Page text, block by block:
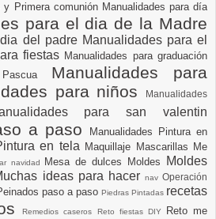
y Primera comunión Manualidades para día
para el dia de la Madre
del padre Manualidades para el
fiestas Manualidades para graduación
Manualidades para
para niños
Manualidades
para san valentin
a paso
Manualidades Pintura en
en tela Maquillaje Mascarillas Me
navidad Mesa de dulces Moldes
Moldes
ideas para hacer nav Operación
paso a paso Piedras Pintadas recetas
Remedios caseros Reto fiestas DIY
Reto me